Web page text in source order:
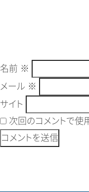
名前 ※
メール ※
サイト
次回のコメントで使